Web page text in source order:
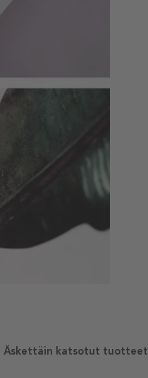
Äskettäin katsotut tuotteet